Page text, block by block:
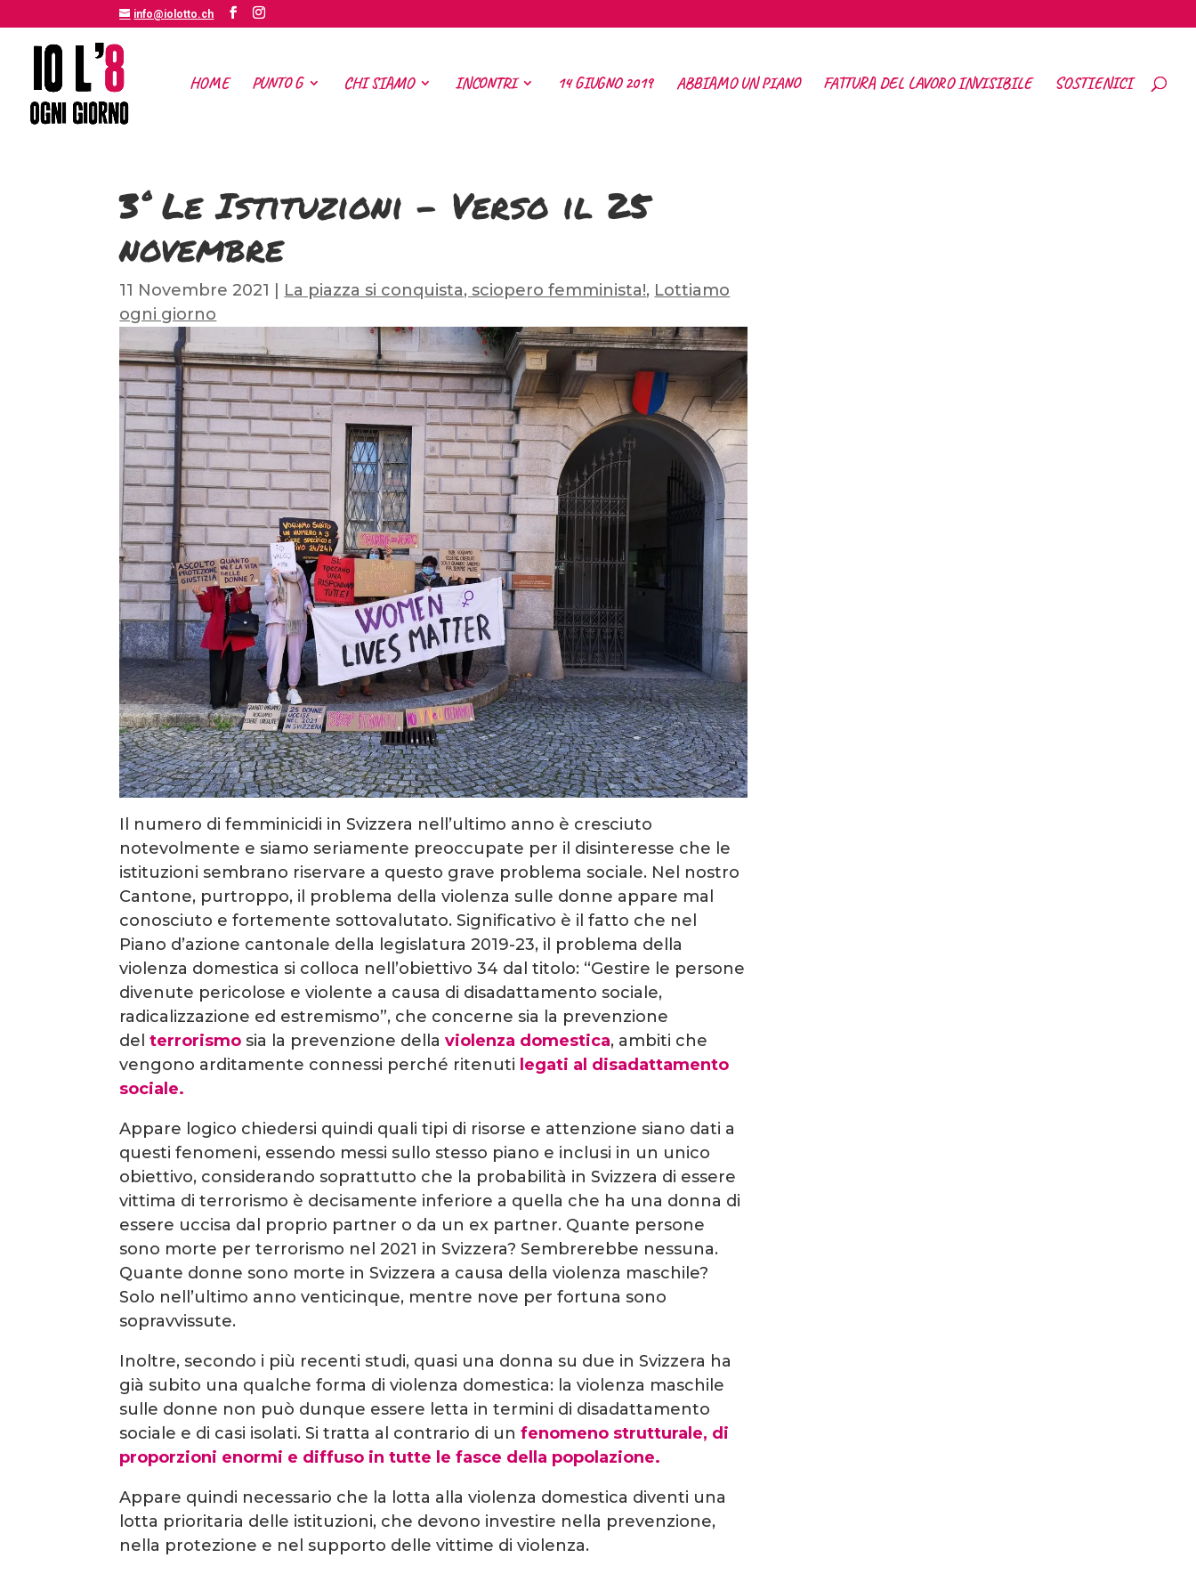
info@iolotto.ch
HOME PUNTO G CHI SIAMO INCONTRI 14 GIUGNO 2019 ABBIAMO UN PIANO FATTURA DEL LAVORO INVISIBILE SOSTIENICI
3° Le Istituzioni – Verso il 25
novembre
11 Novembre 2021 La piazza si conquista, sciopero femminista!, Lottiamo
ogni giorno
Il numero di femminicidi in Svizzera nell’ultimo anno è cresciuto
notevolmente e siamo seriamente preoccupate per il disinteresse che le
istituzioni sembrano riservare a questo grave problema sociale. Nel nostro
Cantone, purtroppo, il problema della violenza sulle donne appare mal
conosciuto e fortemente sottovalutato. Significativo è il fatto che nel
Piano d’azione cantonale della legislatura 2019-23, il problema della
violenza domestica si colloca nell’obiettivo 34 dal titolo: “Gestire le persone
divenute pericolose e violente a causa di disadattamento sociale,
radicalizzazione ed estremismo”, che concerne sia la prevenzione
delterrorismo sia la prevenzione dellaviolenza domestica, ambiti che
vengono arditamente connessi perché ritenuti legati al disadattamento
sociale.
Appare logico chiedersi quindi quali tipi di risorse e attenzione siano dati a
questi fenomeni, essendo messi sullo stesso piano e inclusi in un unico
obiettivo, considerando soprattutto che la probabilità in Svizzera di essere
vittima di terrorismo è decisamente inferiore a quella che ha una donna di
essere uccisa dal proprio partner o da un ex partner. Quante persone
sono morte per terrorismo nel 2021 in Svizzera? Sembrerebbe nessuna.
Quante donne sono morte in Svizzera a causa della violenza maschile?
Solo nell’ultimo anno venticinque, mentre nove per fortuna sono
sopravvissute.
Inoltre, secondo i più recenti studi, quasi una donna su due in Svizzera ha
già subito una qualche forma di violenza domestica: la violenza maschile
sulle donne non può dunque essere letta in termini di disadattamento
sociale e di casi isolati. Si tratta al contrario di unfenomeno strutturale, di
proporzioni enormi e diffuso in tutte le fasce della popolazione.
Appare quindi necessario che la lotta alla violenza domestica diventi una
lotta prioritaria delle istituzioni, che devono investire nella prevenzione,
nella protezione e nel supporto delle vittime di violenza.